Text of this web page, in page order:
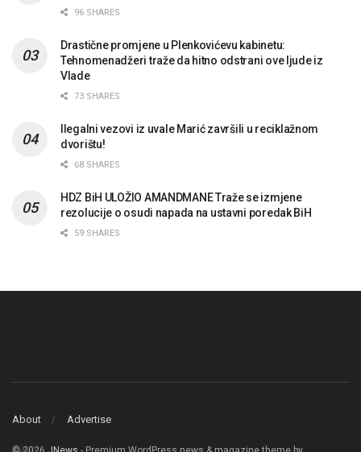
96 SHARES
Drastične promjene u Plenkovićevu kabinetu:
Tehnomenadžeri traže da hitno odstrani ove ljude iz
Vlade
73 SHARES
Ilegalni vezovi iz uvale Marić završili u reciklažnom
dvorištu!
68 SHARES
HDZ BiH ULOŽIO AMANDMANE Traže se izmjene
rezolucije o osudi napada na ustavni poredak BiH
59 SHARES
About Advertise